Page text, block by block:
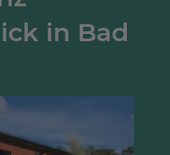
in Bad